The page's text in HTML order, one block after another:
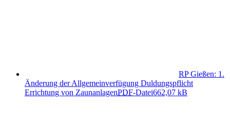
RP Gießen: 1.
Änderung der Allgemeinverfügung Duldungspflicht
Errichtung von ZaunanlagenPDF-Datei662,07 kB